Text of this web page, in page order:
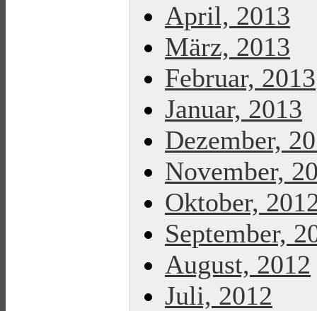
April, 2013
März, 2013
Februar, 2013
Januar, 2013
Dezember,
November,
Oktober,
September,
August, 2012
Juli, 2012